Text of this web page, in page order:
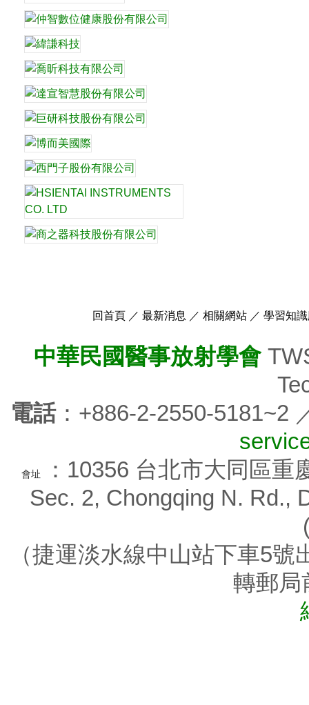
回首頁／ 最新消息 ／ 相關網站／ 學習知
中華民國醫事放射學會
電話：+886-2-2550-5181~2
會址
：10356 台北市大同區
Sec. 2, Chongqing N. Rd.,
（捷運淡水線中山站下車5
轉郵局